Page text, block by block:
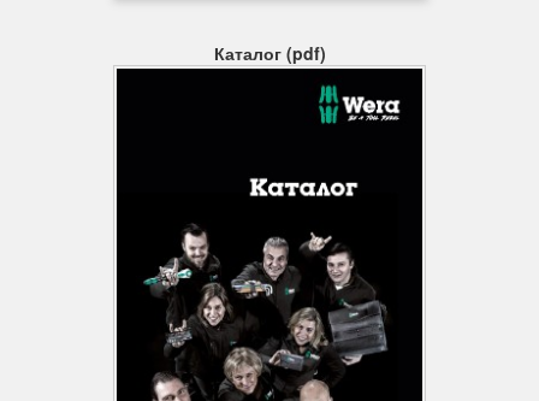
ударним інструментом). Всього один асортимент насадних
інструментів підійде для будь-яких завдань.
Викруткові головки з фіксуючою функцією для гвинтів TORX®
TORX®. За рахунок притискної сили, що виникає в результаті
головки гвинта, гвинти TORX® по специфікації Acument
Intellectual Properties надійно утримуються на інструменті! Це
особливо допомагає при роботі в важкодоступному місці, куди
для підтримки гвинта не поміщається друга рука.
Каталог (pdf)